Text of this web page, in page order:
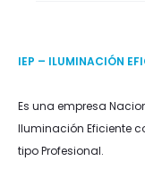
IEP – ILUMINACIÓN
Es una empresa
Iluminación Eficiente
tipo Profesional.